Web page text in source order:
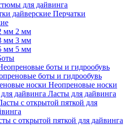
для дайвинга
Перчатки
2 мм
3 мм
5 мм
боты и гидрообувь
Неопреновые носки
Ласты для дайвинга
с открытой пяткой для дайвинга